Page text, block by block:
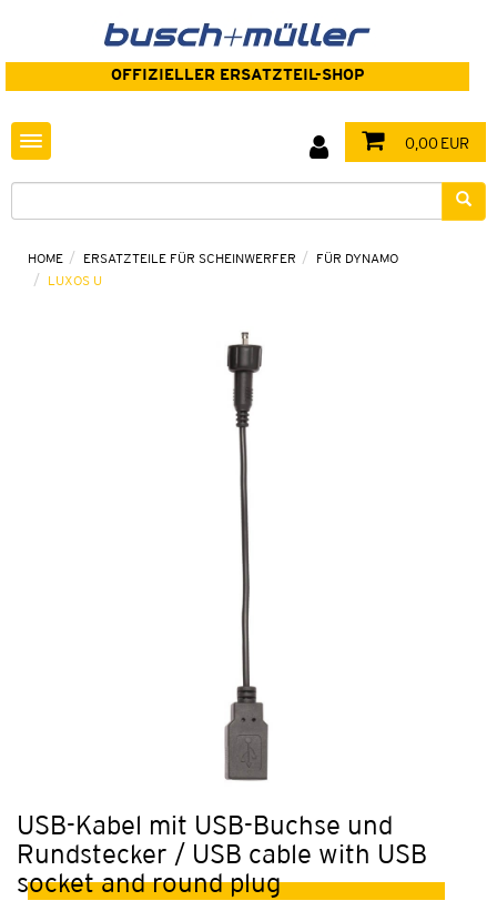
OFFIZIELLER ERSATZTEIL-SHOP
Toggle navigation 0,00 EUR
HOME ERSATZTEILE FÜR SCHEINWERFER
FÜR DYNAMO
LUXOS U
USB-Kabel mit USB-Buchse und
Rundstecker / USB cable with USB
socket and round plug